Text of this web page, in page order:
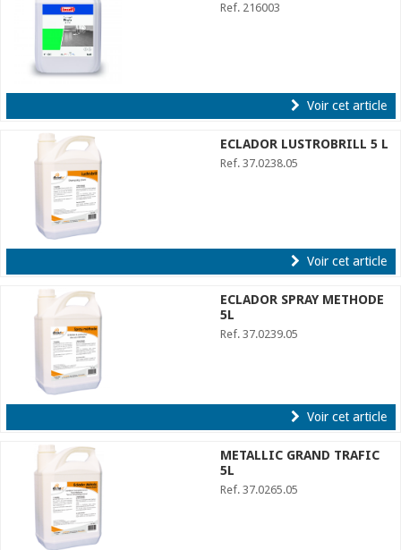
Ref. 216003
Voir cet article
ECLADOR LUSTROBRILL 5 L
Ref. 37.0238.05
Voir cet article
ECLADOR SPRAY METHODE
5L
Ref. 37.0239.05
Voir cet article
METALLIC GRAND TRAFIC
5L
Ref. 37.0265.05